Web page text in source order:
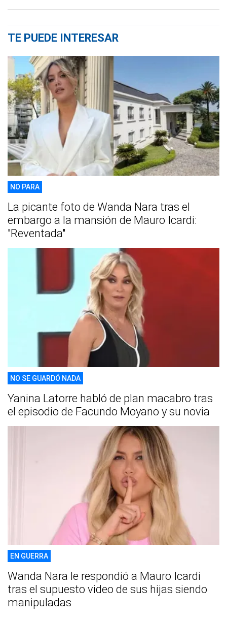
TE PUEDE INTERESAR
NO PARA
La picante foto de Wanda Nara tras el
embargo a la mansión de Mauro Icardi:
"Reventada"
NO SE GUARDÓ NADA
Yanina Latorre habló de plan macabro tras
el episodio de Facundo Moyano y su novia
EN GUERRA
Wanda Nara le respondió a Mauro Icardi
tras el supuesto video de sus hijas siendo
manipuladas